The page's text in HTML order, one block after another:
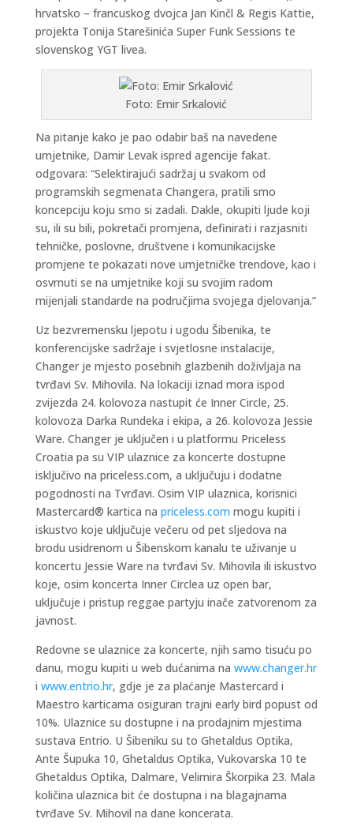
hrvatsko – francuskog dvojca Jan Kinčl & Regis Kattie,
projekta Tonija Starešinića Super Funk Sessions te
slovenskog YGT livea.
Foto: Emir Srkalović
Na pitanje kako je pao odabir baš na navedene
umjetnike, Damir Levak ispred agencije fakat.
odgovara: “Selektirajući sadržaj u svakom od
programskih segmenata Changera, pratili smo
koncepciju koju smo si zadali. Dakle, okupiti ljude koji
su, ili su bili, pokretači promjena, definirati i razjasniti
tehničke, poslovne, društvene i komunikacijske
promjene te pokazati nove umjetničke trendove, kao i
osvrnuti se na umjetnike koji su svojim radom
mijenjali standarde na područjima svojega djelovanja.”
Uz bezvremensku ljepotu i ugodu Šibenika, te
konferencijske sadržaje i svjetlosne instalacije,
Changer je mjesto posebnih glazbenih doživljaja na
tvrđavi Sv. Mihovila. Na lokaciji iznad mora ispod
zvijezda 24. kolovoza nastupit će Inner Circle, 25.
kolovoza Darka Rundeka i ekipa, a 26. kolovoza Jessie
Ware. Changer je uključen i u platformu Priceless
Croatia pa su VIP ulaznice za koncerte dostupne
isključivo na priceless.com, a uključuju i dodatne
pogodnosti na Tvrđavi. Osim VIP ulaznica, korisnici
Mastercard® kartica na priceless.com mogu kupiti i
iskustvo koje uključuje večeru od pet sljedova na
brodu usidrenom u Šibenskom kanalu te uživanje u
koncertu Jessie Ware na tvrđavi Sv. Mihovila ili iskustvo
koje, osim koncerta Inner Circlea uz open bar,
uključuje i pristup reggae partyju inače zatvorenom za
javnost.
Redovne se ulaznice za koncerte, njih samo tisuću po
danu, mogu kupiti u web dućanima na www.changer.hr
i www.entrio.hr, gdje je za plaćanje Mastercard i
Maestro karticama osiguran trajni early bird popust od
10%. Ulaznice su dostupne i na prodajnim mjestima
sustava Entrio. U Šibeniku su to Ghetaldus Optika,
Ante Šupuka 10, Ghetaldus Optika, Vukovarska 10 te
Ghetaldus Optika, Dalmare, Velimira Škorpika 23. Mala
količina ulaznica bit će dostupna i na blagajnama
tvrđave Sv. Mihovil na dane koncerata.